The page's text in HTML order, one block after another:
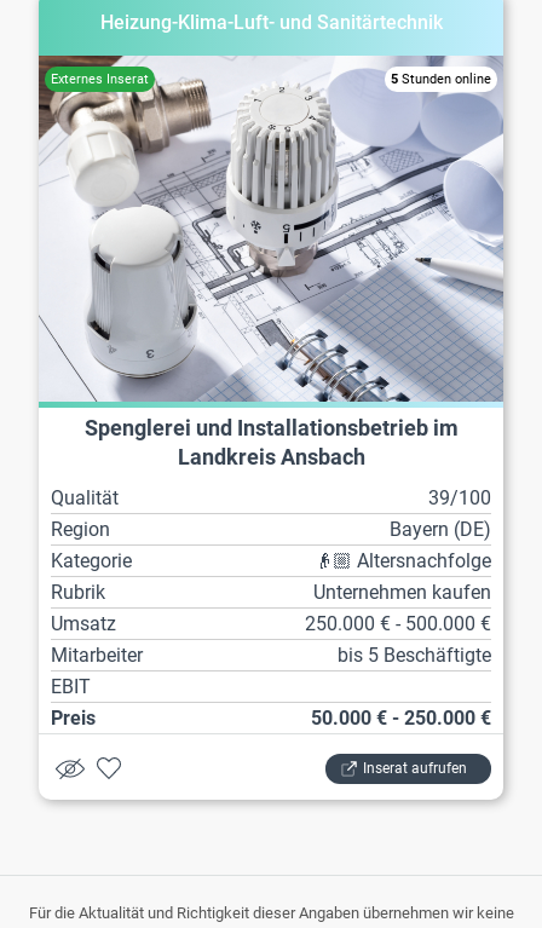
Heizung-Klima-Luft- und Sanitärtechnik
5 Stunden online
Spenglerei und Installationsbetrieb im
Landkreis Ansbach
Qualität
39/100
Region
Bayern (DE)
Kategorie
👴🏼 Altersnachfolge
Rubrik
Unternehmen kaufen
Umsatz
250.000 € - 500.000 €
Mitarbeiter
bis 5 Beschäftigte
EBIT
Preis
50.000 € - 250.000 €
Inserat aufrufen
Für die Aktualität und Richtigkeit dieser Angaben übernehmen wir keine